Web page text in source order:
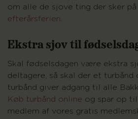
om alle de sjove ting der sker på
efterårsferien
Ekstra sjov til
Skal fødselsdagen være ekstra
deltagere, så skal der et turbånd
turbånd giver adgang til alle
Køb turbånd online og spar op
medlem af vores gratis